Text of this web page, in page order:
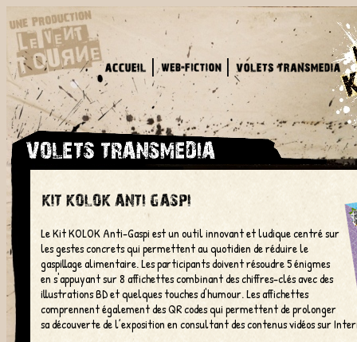
Le Kit KOLOK Anti-Gaspi est un outil innovant et ludique centré sur
les gestes concrets qui permettent au quotidien de réduire le
gaspillage alimentaire. Les participants doivent résoudre 5 énigmes
en s'appuyant sur 8 affichettes combinant des chiffres-clés avec des
illustrations BD et quelques touches d'humour. Les affichettes
comprennent également des QR codes qui permettent de prolonger
sa découverte de l’exposition en consultant des contenus vidéos sur